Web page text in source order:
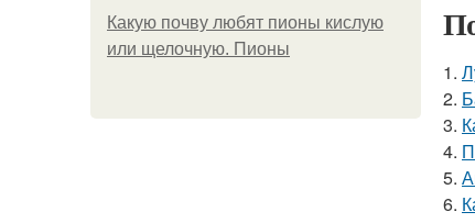
Какую почву любят пионы кислую
или щелочную. Пионы
1.
2.
3.
4.
5.
6.